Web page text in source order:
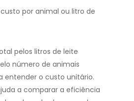
por animal ou litro de
pelos litros de leite
número de animais
entender o custo unitário.
a comparar a eficiência